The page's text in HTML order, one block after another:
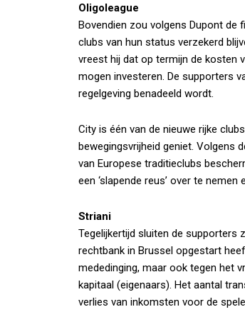
Oligoleague
Bovendien zou volgens Dupont de
clubs van hun status verzekerd
vreest hij dat op termijn de kosten
mogen investeren. De supporters
regelgeving benadeeld wordt.
City is één van de nieuwe rijke
bewegingsvrijheid geniet. Volgens
van Europese traditieclubs
een ‘slapende reus’ over te
Striani
Tegelijkertijd sluiten de supporters
rechtbank in Brussel opgestart
mededinging, maar ook tegen het
kapitaal (eigenaars). Het aantal
verlies van inkomsten voor de